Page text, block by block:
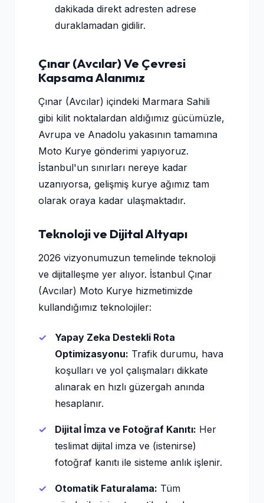
dakikada direkt adresten adrese
duraklamadan gidilir.
Çınar (Avcılar) Ve Çevresi
Kapsama Alanımız
Çınar (Avcılar) içindeki Marmara Sahili
gibi kilit noktalardan aldığımız gücümüzle,
Avrupa ve Anadolu yakasının tamamına
Moto Kurye gönderimi yapıyoruz.
İstanbul'un sınırları nereye kadar
uzanıyorsa, gelişmiş kurye ağımız tam
olarak oraya kadar ulaşmaktadır.
Teknoloji ve Dijital Altyapı
2026 vizyonumuzun temelinde teknoloji
ve dijitalleşme yer alıyor. İstanbul Çınar
(Avcılar) Moto Kurye hizmetimizde
kullandığımız teknolojiler:
Yapay Zeka Destekli Rota
Optimizasyonu: Trafik durumu, hava
koşulları ve yol çalışmaları dikkate
alınarak en hızlı güzergah anında
hesaplanır.
Dijital İmza ve Fotoğraf Kanıtı: Her
teslimat dijital imza ve (istenirse)
fotoğraf kanıtı ile sisteme anlık işlenir.
Otomatik Faturalama: Tüm